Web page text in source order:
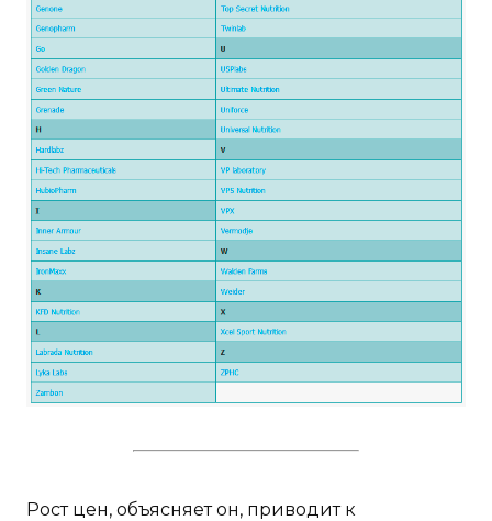
Рост цен, объясняет он, приводит к